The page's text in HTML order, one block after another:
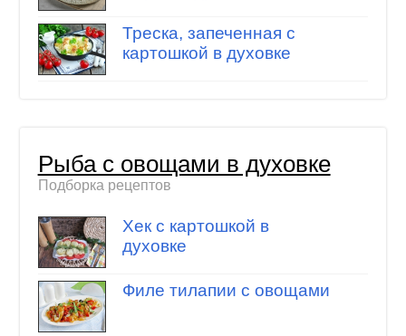
Треска, запеченная с
картошкой в духовке
Рыба с овощами в духовке
Подборка рецептов
Хек с картошкой в
духовке
Филе тилапии с овощами